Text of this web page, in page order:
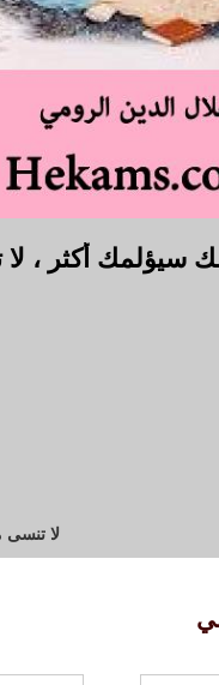
سيؤلمك أكثر ،
لا تنسى